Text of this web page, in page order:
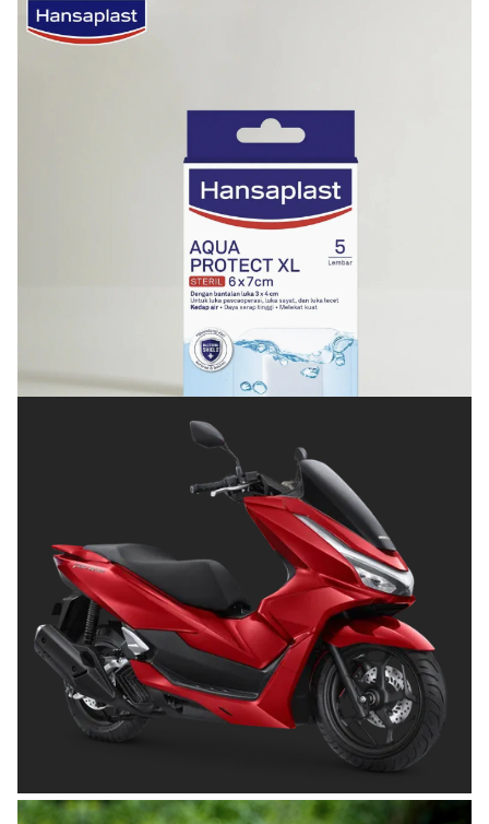
Cara Menjaga Luka agar Cepat Kering dan Tetap
OTOMOTIF
Tips Memilih Helm yang Tepat untuk
Pengendara Motor agar Aman dan Nyaman